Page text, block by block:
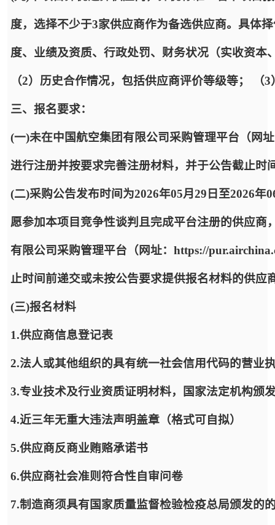
度，选择不少于3家供应商作为备选供应商。具体
度、业绩及资质、行政处罚、财务状况（实收资
（2）历史合作情况，包括供应商评价等级等；
三、报名要求：
(一)未在中国航空集团有限公司采购管理平台（网
进行注册并按要求完善注册材料，并于公告截止时
(二)采购公告发布时间为2026年05月29日至2026
愿参加本项目竞争性谈判且完成平台注册的供应
有限公司采购管理平台（网址：https://
止时间前递交或未按公告要求提供报名材料的供
(三)报名材料
1.供应商信息登记表
2.法人或其他组织的具有统一社会信用代码的营业
3.专业技术及行业资质证明材料，国家法定机构颁
4.近三年无重大违法声明盖章（格式可自拟）
5.供应商反商业贿赂承诺书
6.供应商社会准则符合性自审问卷
7.制造商须具有国家质量监督检验检疫总局颁发的